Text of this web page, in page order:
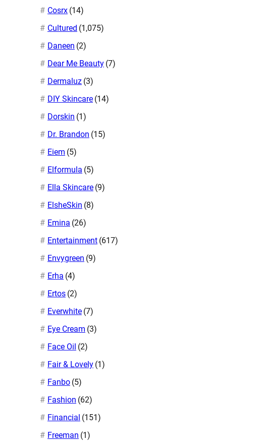
Cosrx (14)
Cultured (1,075)
Daneen (2)
Dear Me Beauty (7)
Dermaluz (3)
DIY Skincare (14)
Dorskin (1)
Dr. Brandon (15)
Eiem (5)
Elformula (5)
Ella Skincare (9)
ElsheSkin (8)
Emina (26)
Entertainment (617)
Envygreen (9)
Erha (4)
Ertos (2)
Everwhite (7)
Eye Cream (3)
Face Oil (2)
Fair & Lovely (1)
Fanbo (5)
Fashion (62)
Financial (151)
Freeman (1)